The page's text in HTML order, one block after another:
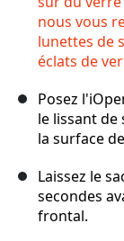
nous vous
lunettes de
éclats de
Posez
le lissant
la surface
Laissez le
secondes
frontal.